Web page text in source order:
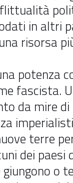
in altri
risorsa
potenza
fascista.
da mire di
terre
dei paesi
o